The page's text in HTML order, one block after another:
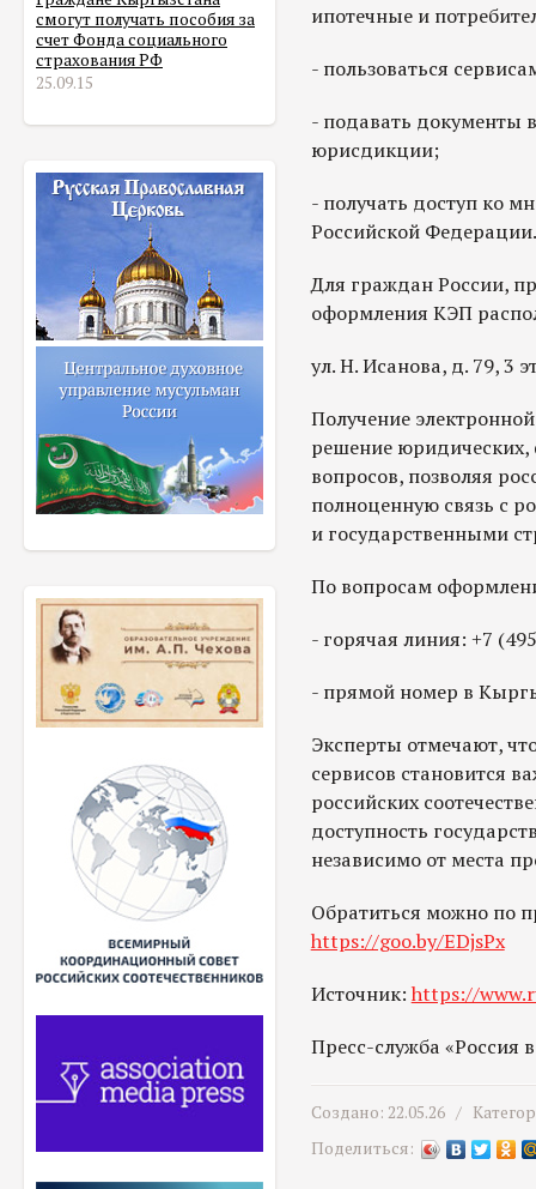
смогут получать пособия за
счет Фонда социального
страхования РФ
25.09.15
ипотечные и
- пользоваться
- подавать документы
юрисдикции;
- получать доступ ко
Российской Федерации.
Для граждан России,
оформления КЭП
ул. Н. Исанова, д. 79, 3
Получение
решение
вопросов, позволяя
полноценную связь с
и государственными
По вопросам
- горячая линия: +7
- прямой номер в
Эксперты отмечают,
сервисов становится
российских
доступность
независимо от места
Обратиться можно по
https://goo.by/EDjsPx
Источник: https://
Пресс-служба «Россия
Создано: 22.05.26 /
Поделиться: